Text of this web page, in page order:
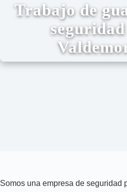
Trabajo de
Somos una empresa de seguridad